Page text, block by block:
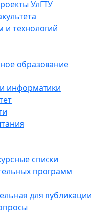
УлГТУ
и технологий
образование
информатики
списки
программ
для публикации